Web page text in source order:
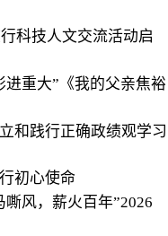
科技人文交流活动启
进重大”《我的父亲焦裕
和践行正确政绩观学习
初心使命
风，薪火百年”2026